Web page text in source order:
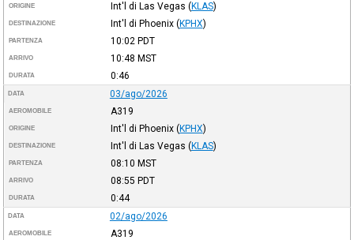
ORIGINE Int'l di Las Vegas (KLAS)
DESTINAZIONE Int'l di Phoenix (KPHX)
PARTENZA 10:02 PDT
ARRIVO 10:48 MST
DURATA 0:46
DATA 03/ago/2026
AEROMOBILE A319
ORIGINE Int'l di Phoenix (KPHX)
DESTINAZIONE Int'l di Las Vegas (KLAS)
PARTENZA 08:10 MST
ARRIVO 08:55 PDT
DURATA 0:44
DATA 02/ago/2026
AEROMOBILE A319